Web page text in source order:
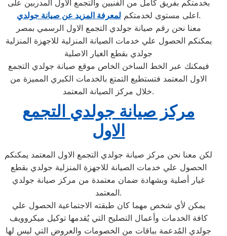
بخدمتكم بفريق كامل من الفنيين والتجمع الاول المدربين على
اعلى مستوى لخدمتكم لمعرفة المزيد عن صيانة جولدي
.
معنا نحن رقم صيانة جولدي التجمع الاول الرسمي بمصر
يمكنكم الحصول علي خدمات الصيانة المنزلية للاجهزة المنزلية
جولدي بقطع الغيار الاصلية
فيمكنك عبر الخط الساخن الخاص موقع صيانة جولدي التجمع
الاول المعتمد فتستطيع التمتع بالخدمات الكبري المميزة من
خلال مركز الصيانة المعتمد.
مركز صيانة جولدي التجمع
الاول
لكن معنا نحن مركز صيانة جولدي التجمع الاول المعتمد يمكنكم
الحصول علي خدمات الصيانة للاجهزة المنزلية جولدي بقطع
غيار أصلية وبشهادة ضمان معتمدة من مركز صيانة جولدي
المعتمد.
يمكن لأي شخص مهما كان طبقته الاجتماعية الحصول علي
كافة الخدمات وأعمال التصليح التي يُقدمها توكيل ميكروويف
جولدي المُدعمة بباقات من الخصومات والعروض التي ليس لها